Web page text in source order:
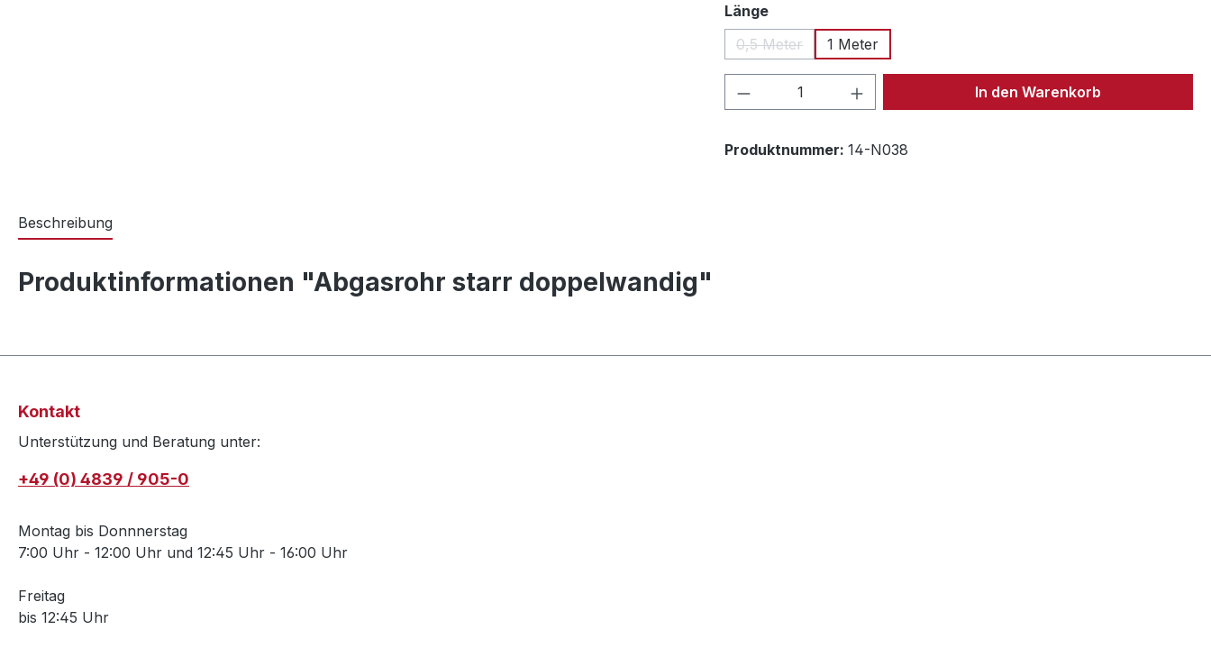
Längeauswählen
0,5 Meter
(Diese Option ist zurzeit nicht verfügbar.)
1 Meter
Produkt Anzahl: Gib den gewünschten Wert
In den Warenkorb
Produktnummer: 14-N038
Beschreibung
Produktinformationen "Abgasrohr starr doppelwandig"
Kontakt
Unterstützung und Beratung unter:
+49 (0) 4839 / 905-0
Montag bis Donnnerstag
7:00 Uhr - 12:00 Uhr und 12:45 Uhr - 16:00 Uhr
Freitag
bis 12:45 Uhr